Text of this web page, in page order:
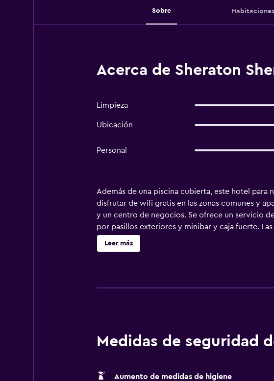
Sobre Habitaciones
Acerca de Sheraton
Limpieza
Ubicación
Personal
Además de una piscina cubierta, este hotel para
disfrutar de wifi gratis en las zonas comunes y
y un centro de negocios. Se ofrece un servicio
por pasillos exteriores y minibar y caja fuerte.
alojamiento permite a sus clientes elegir el tipo
suscripción. Los baños están equipados con
Leer más
Medidas de seguridad
Aumento de medidas de higiene